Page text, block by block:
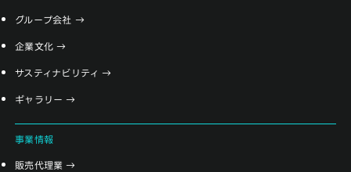
グループ会社
企業文化
サスティナビリティ
ギャラリー
事業情報
販売代理業